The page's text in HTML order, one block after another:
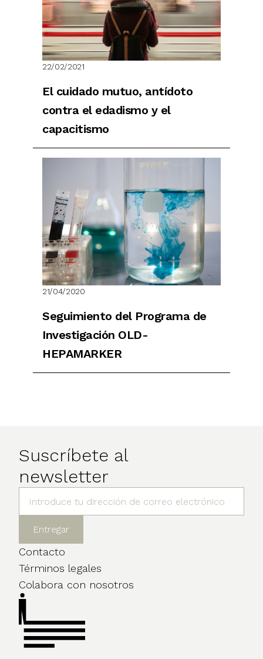
22/02/2021
El cuidado mutuo, antídoto
contra el edadismo y el
capacitismo
21/04/2020
Seguimiento del Programa de
Investigación OLD-
HEPAMARKER
Suscríbete al
newsletter
Contacto
Términos legales
Colabora con nosotros